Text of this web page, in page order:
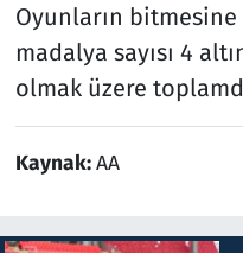
Oyunların
madalya sayısı 4
olmak üzere
Kaynak:AA